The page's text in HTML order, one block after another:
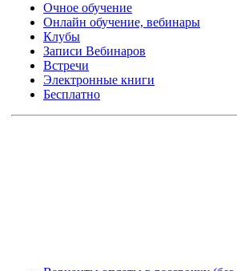
Очное обучение
Онлайн обучение, вебинары
Клубы
Записи Вебинаров
Встречи
Электронные книги
Бесплатно